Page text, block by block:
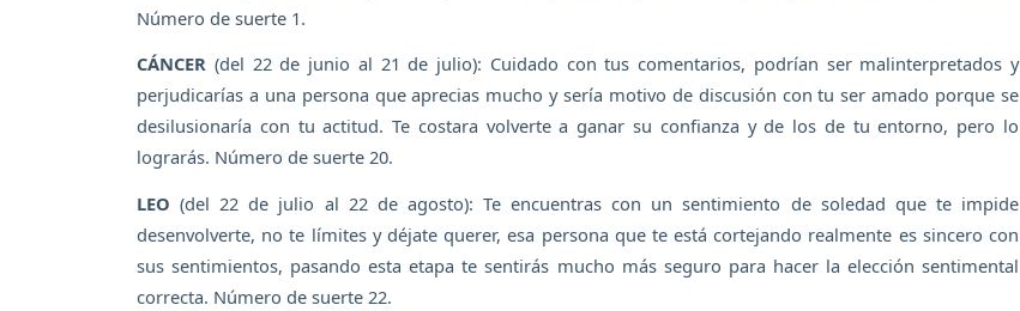
Número de suerte 1.
CÁNCER (del 22 de junio al 21 de julio): Cuidado con tus comentarios, podrían ser malinterpretados y
perjudicarías a una persona que aprecias mucho y sería motivo de discusión con tu ser amado porque se
desilusionaría con tu actitud. Te costara volverte a ganar su confianza y de los de tu entorno, pero lo
lograrás. Número de suerte 20.
LEO (del 22 de julio al 22 de agosto): Te encuentras con un sentimiento de soledad que te impide
desenvolverte, no te límites y déjate querer, esa persona que te está cortejando realmente es sincero con
sus sentimientos, pasando esta etapa te sentirás mucho más seguro para hacer la elección sentimental
correcta. Número de suerte 22.